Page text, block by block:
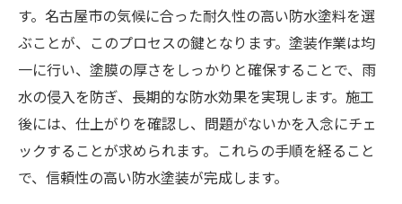
す。名古屋市の気候に合った耐久性の高い防水塗料を選
ぶことが、このプロセスの鍵となります。塗装作業は均
一に行い、塗膜の厚さをしっかりと確保することで、雨
水の侵入を防ぎ、長期的な防水効果を実現します。施工
後には、仕上がりを確認し、問題がないかを入念にチェ
ックすることが求められます。これらの手順を経ること
で、信頼性の高い防水塗装が完成します。